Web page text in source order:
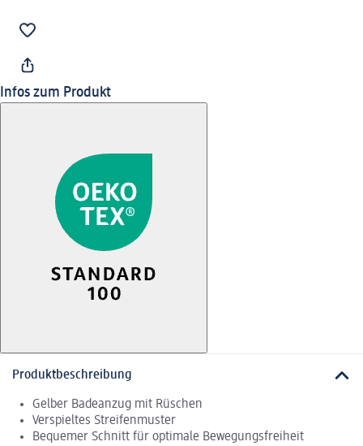
Infos zum Produkt
Produktbeschreibung
Gelber Badeanzug mit Rüschen
Verspieltes Streifenmuster
Bequemer Schnitt für optimale Bewegungsfreiheit